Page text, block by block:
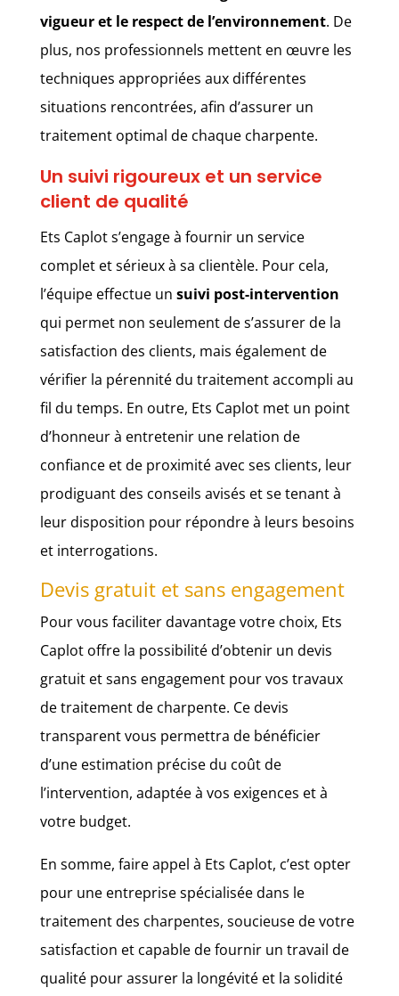
vigueur et le respect de l’environnement. De
plus, nos professionnels mettent en œuvre les
techniques appropriées aux différentes
situations rencontrées, afin d’assurer un
traitement optimal de chaque charpente.
Un suivi rigoureux et un service
client de qualité
Ets Caplot s’engage à fournir un service
complet et sérieux à sa clientèle. Pour cela,
l’équipe effectue un suivi post-intervention
qui permet non seulement de s’assurer de la
satisfaction des clients, mais également de
vérifier la pérennité du traitement accompli au
fil du temps. En outre, Ets Caplot met un point
d’honneur à entretenir une relation de
confiance et de proximité avec ses clients, leur
prodiguant des conseils avisés et se tenant à
leur disposition pour répondre à leurs besoins
et interrogations.
Devis gratuit et sans engagement
Pour vous faciliter davantage votre choix, Ets
Caplot offre la possibilité d’obtenir un devis
gratuit et sans engagement pour vos travaux
de traitement de charpente. Ce devis
transparent vous permettra de bénéficier
d’une estimation précise du coût de
l’intervention, adaptée à vos exigences et à
votre budget.
En somme, faire appel à Ets Caplot, c’est opter
pour une entreprise spécialisée dans le
traitement des charpentes, soucieuse de votre
satisfaction et capable de fournir un travail de
qualité pour assurer la longévité et la solidité